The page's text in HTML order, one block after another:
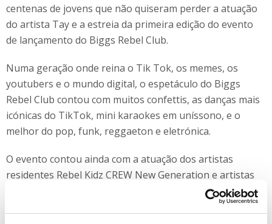
centenas de jovens que não quiseram perder a atuação
do artista Tay e a estreia da primeira edição do evento
de lançamento do Biggs Rebel Club.
Numa geração onde reina o Tik Tok, os memes, os
youtubers e o mundo digital, o espetáculo do Biggs
Rebel Club contou com muitos confettis, as danças mais
icónicas do TikTok, mini karaokes em uníssono, e o
melhor do pop, funk, reggaeton e eletrónica.
O evento contou ainda com a atuação dos artistas
residentes Rebel Kidz CREW New Generation e artistas
convidados, numa parceria entre o canal Biggs, a New
Kids, empresa detida pela New Sheet, responsável pela